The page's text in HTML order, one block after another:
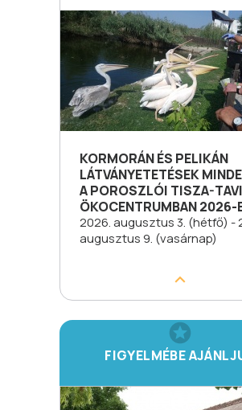
KORMORÁN ÉS PELIKÁN
LÁTVÁNYETETÉSEK
A POROSZLÓI TISZA-TAVI
ÖKOCENTRUMBAN 2026-
2026. augusztus 3. (hétfő) -
augusztus 9. (vasárnap)
FIGYELMÉBE